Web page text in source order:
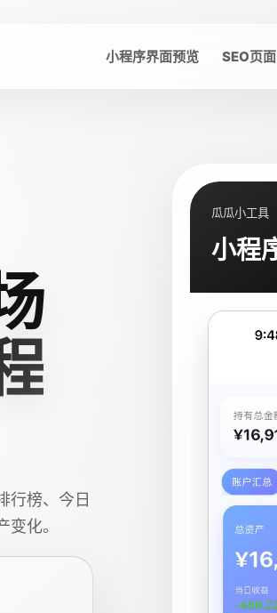
小程序界面预览 SEO页面
行榜、今日
化。
瓜瓜小工具
小程